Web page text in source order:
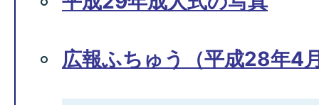
広報ふちゅう（平成28年4